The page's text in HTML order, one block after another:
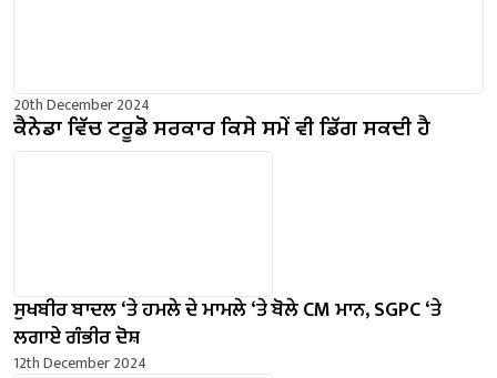
20th December 2024
ਕੈਨੇਡਾ ਵਿੱਚ ਟਰੂਡੋ ਸਰਕਾਰ ਕਿਸੇ ਸਮੇਂ ਵੀ ਡਿੱਗ ਸਕਦੀ ਹੈ
ਸੁਖਬੀਰ ਬਾਦਲ ‘ਤੇ ਹਮਲੇ ਦੇ ਮਾਮਲੇ ‘ਤੇ ਬੋਲੇ ​​CM ਮਾਨ, SGPC ‘ਤੇ
ਲਗਾਏ ਗੰਭੀਰ ਦੋਸ਼
12th December 2024